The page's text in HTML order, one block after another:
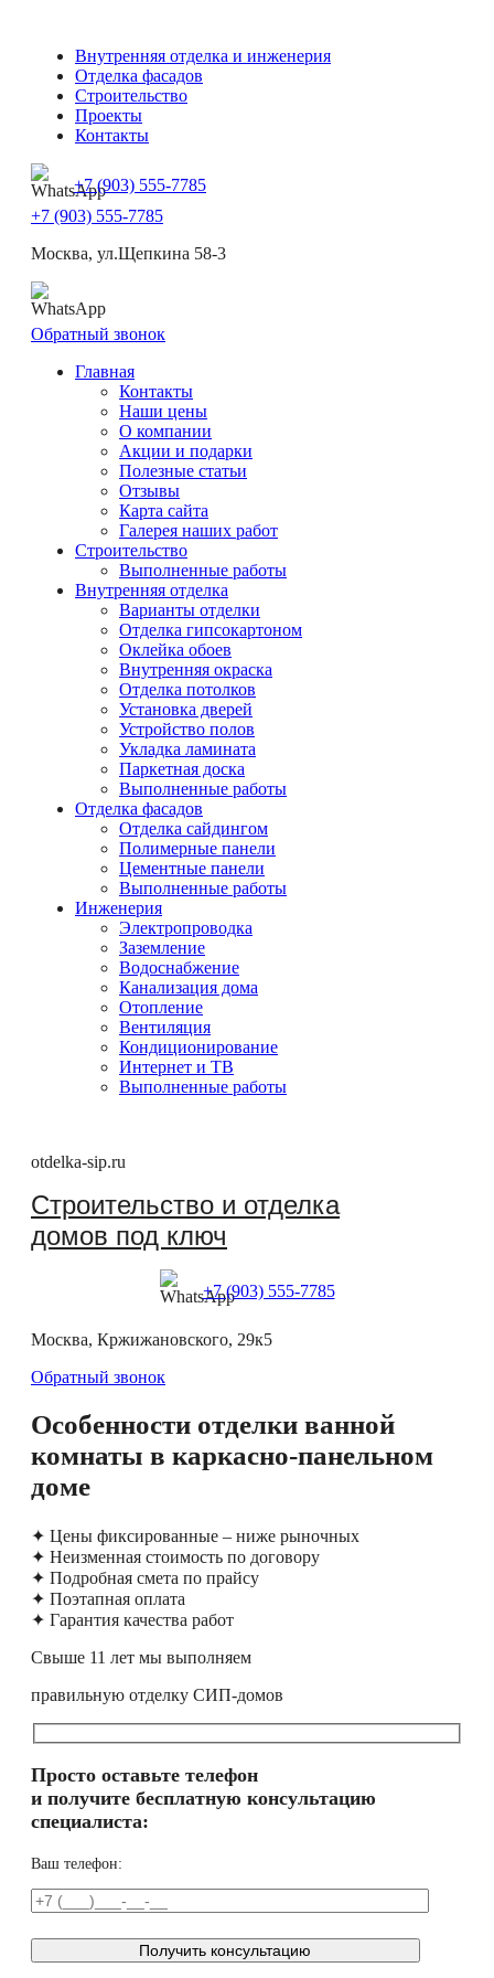
Внутренняя отделка и инженерия
Отделка фасадов
Строительство
Проекты
Контакты
+7 (903) 555-7785
+7 (903) 555-7785
Москва, ул.Щепкина 58-3
Обратный звонок
Главная
Контакты
Наши цены
О компании
Акции и подарки
Полезные статьи
Отзывы
Карта сайта
Галерея наших работ
Строительство
Выполненные работы
Внутренняя отделка
Варианты отделки
Отделка гипсокартоном
Оклейка обоев
Внутренняя окраска
Отделка потолков
Установка дверей
Устройство полов
Укладка ламината
Паркетная доска
Выполненные работы
Отделка фасадов
Отделка сайдингом
Полимерные панели
Цементные панели
Выполненные работы
Инженерия
Электропроводка
Заземление
Водоснабжение
Канализация дома
Отопление
Вентиляция
Кондиционирование
Интернет и ТВ
Выполненные работы
otdelka-sip.ru
Строительство и отделка
домов под ключ
+7 (903) 555-7785
Москва, Кржижановского, 29к5
Обратный звонок
Особенности отделки ванной
комнаты в каркасно-панельном
доме
✦ Цены фиксированные – ниже рыночных
✦ Неизменная стоимость по договору
✦ Подробная смета по прайсу
✦ Поэтапная оплата
✦ Гарантия качества работ
Свыше 11 лет мы выполняем
правильную отделку СИП-домов
Просто оставьте телефон
и получите бесплатную консультацию
специалиста:
Ваш телефон: